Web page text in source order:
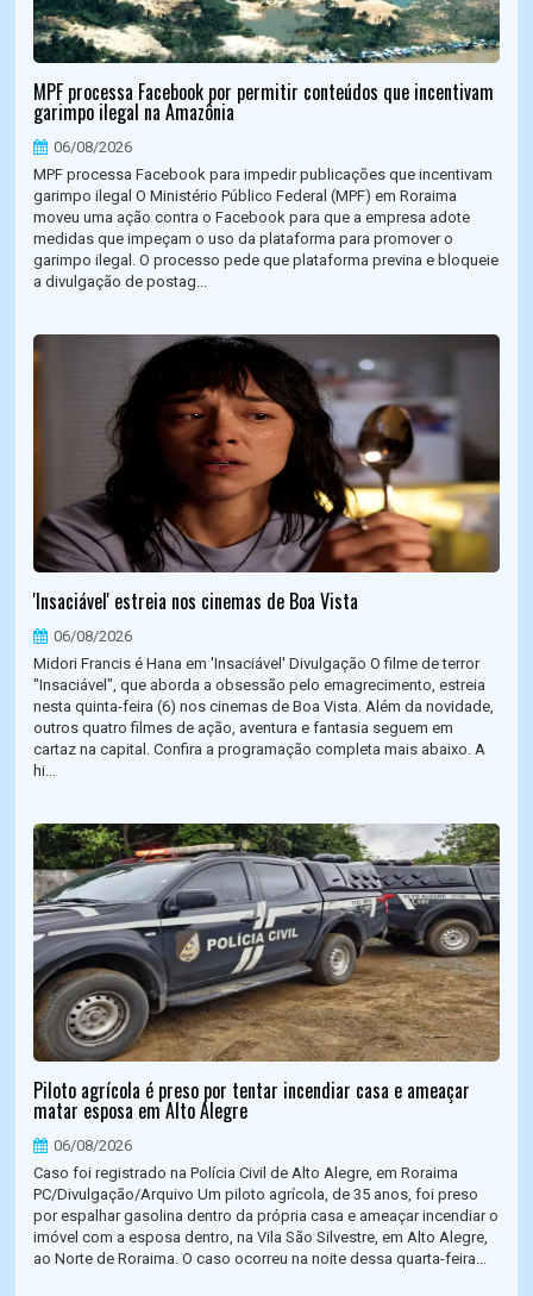
MPF processa Facebook por permitir conteúdos que incentivam
garimpo ilegal na Amazônia
06/08/2026
MPF processa Facebook para impedir publicações que incentivam
garimpo ilegal O Ministério Público Federal (MPF) em Roraima
moveu uma ação contra o Facebook para que a empresa adote
medidas que impeçam o uso da plataforma para promover o
garimpo ilegal. O processo pede que plataforma previna e bloqueie
a divulgação de postag...
'Insaciável' estreia nos cinemas de Boa Vista
06/08/2026
Midori Francis é Hana em 'Insaciável' Divulgação O filme de terror
"Insaciável", que aborda a obsessão pelo emagrecimento, estreia
nesta quinta-feira (6) nos cinemas de Boa Vista. Além da novidade,
outros quatro filmes de ação, aventura e fantasia seguem em
cartaz na capital. Confira a programação completa mais abaixo. A
hi...
Piloto agrícola é preso por tentar incendiar casa e ameaçar
matar esposa em Alto Alegre
06/08/2026
Caso foi registrado na Polícia Civil de Alto Alegre, em Roraima
PC/Divulgação/Arquivo Um piloto agrícola, de 35 anos, foi preso
por espalhar gasolina dentro da própria casa e ameaçar incendiar o
imóvel com a esposa dentro, na Vila São Silvestre, em Alto Alegre,
ao Norte de Roraima. O caso ocorreu na noite dessa quarta-feira...